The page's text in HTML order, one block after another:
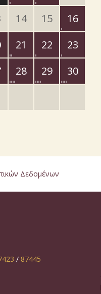
14 15
16
21 22
23
28 29
30
Δεδομένων
/ 87445